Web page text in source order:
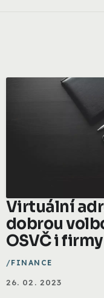
Virtuální
dobrou
OSVČ i firmy
FINANCE
26. 02. 2023